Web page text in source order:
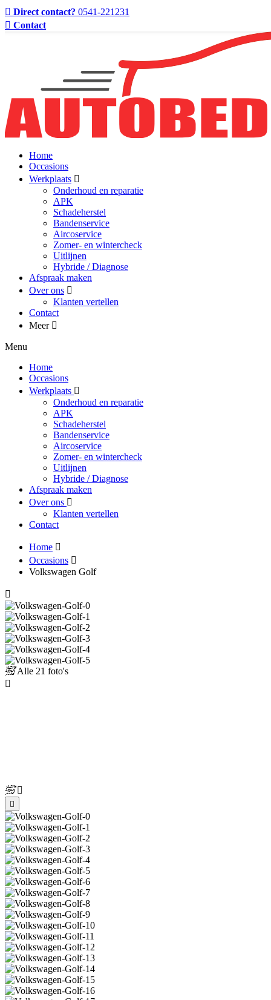
Direct contact? 0541-221231
Contact
Home
Occasions
Werkplaats
Onderhoud en reparatie
APK
Schadeherstel
Bandenservice
Aircoservice
Zomer- en wintercheck
Uitlijnen
Hybride / Diagnose
Afspraak maken
Over ons
Klanten vertellen
Contact
Meer
Menu
Home
Occasions
Werkplaats
Onderhoud en reparatie
APK
Schadeherstel
Bandenservice
Aircoservice
Zomer- en wintercheck
Uitlijnen
Hybride / Diagnose
Afspraak maken
Over ons
Klanten vertellen
Contact
Home
Occasions
Volkswagen Golf
Alle 21 foto's